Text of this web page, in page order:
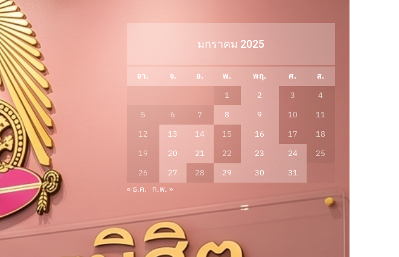
มกราคม 2025
อา. จ. อ. พ. พฤ. ศ.
ส.
1
2 3
4
5
6 7 8 9 10
11
12
13 14 15 16 17
18
19
20 21 22 23 24
25
26
27 28 29 30
31
« ธ.ค.
ก.พ. »